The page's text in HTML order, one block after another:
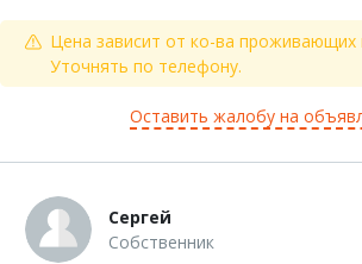
Цена зависит от ко-ва проживающих
Уточнять по телефону.
Оставить жалобу на
Сергей
Собственник